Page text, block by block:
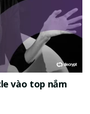
vào top nắm